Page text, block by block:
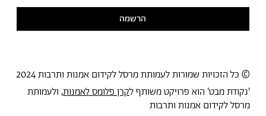
הרשמה
© כל הזכויות שמורות לעמותת מרסל לקידום אמנות ותרבות 2024
'נקודת מבט' הוא פרויקט משותף לקרן פלומס לאמנות, ולעמותת
מרסל לקידום אמנות ותרבות